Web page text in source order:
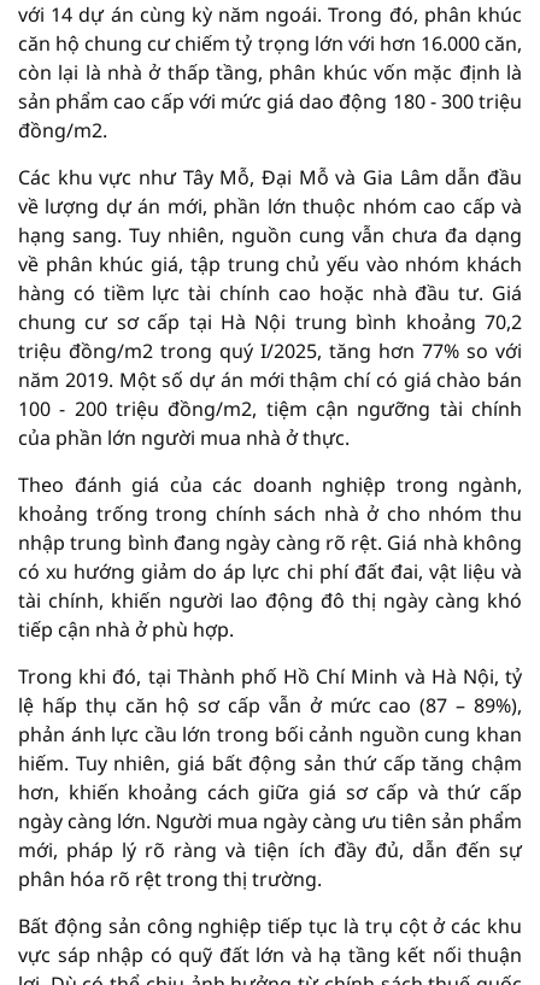
với 14 dự án cùng kỳ năm ngoái. Trong đó, phân khúc
căn hộ chung cư chiếm tỷ trọng lớn với hơn 16.000 căn,
còn lại là nhà ở thấp tầng, phân khúc vốn mặc định là
sản phẩm cao cấp với mức giá dao động 180 - 300 triệu
đồng/m2.
Các khu vực như Tây Mỗ, Đại Mỗ và Gia Lâm dẫn đầu
về lượng dự án mới, phần lớn thuộc nhóm cao cấp và
hạng sang. Tuy nhiên, nguồn cung vẫn chưa đa dạng
về phân khúc giá, tập trung chủ yếu vào nhóm khách
hàng có tiềm lực tài chính cao hoặc nhà đầu tư. Giá
chung cư sơ cấp tại Hà Nội trung bình khoảng 70,2
triệu đồng/m2 trong quý I/2025, tăng hơn 77% so với
năm 2019. Một số dự án mới thậm chí có giá chào bán
100 - 200 triệu đồng/m2, tiệm cận ngưỡng tài chính
của phần lớn người mua nhà ở thực.
Theo đánh giá của các doanh nghiệp trong ngành,
khoảng trống trong chính sách nhà ở cho nhóm thu
nhập trung bình đang ngày càng rõ rệt. Giá nhà không
có xu hướng giảm do áp lực chi phí đất đai, vật liệu và
tài chính, khiến người lao động đô thị ngày càng khó
tiếp cận nhà ở phù hợp.
Trong khi đó, tại Thành phố Hồ Chí Minh và Hà Nội, tỷ
lệ hấp thụ căn hộ sơ cấp vẫn ở mức cao (87 – 89%),
phản ánh lực cầu lớn trong bối cảnh nguồn cung khan
hiếm. Tuy nhiên, giá bất động sản thứ cấp tăng chậm
hơn, khiến khoảng cách giữa giá sơ cấp và thứ cấp
ngày càng lớn. Người mua ngày càng ưu tiên sản phẩm
mới, pháp lý rõ ràng và tiện ích đầy đủ, dẫn đến sự
phân hóa rõ rệt trong thị trường.
Bất động sản công nghiệp tiếp tục là trụ cột ở các khu
vực sáp nhập có quỹ đất lớn và hạ tầng kết nối thuận